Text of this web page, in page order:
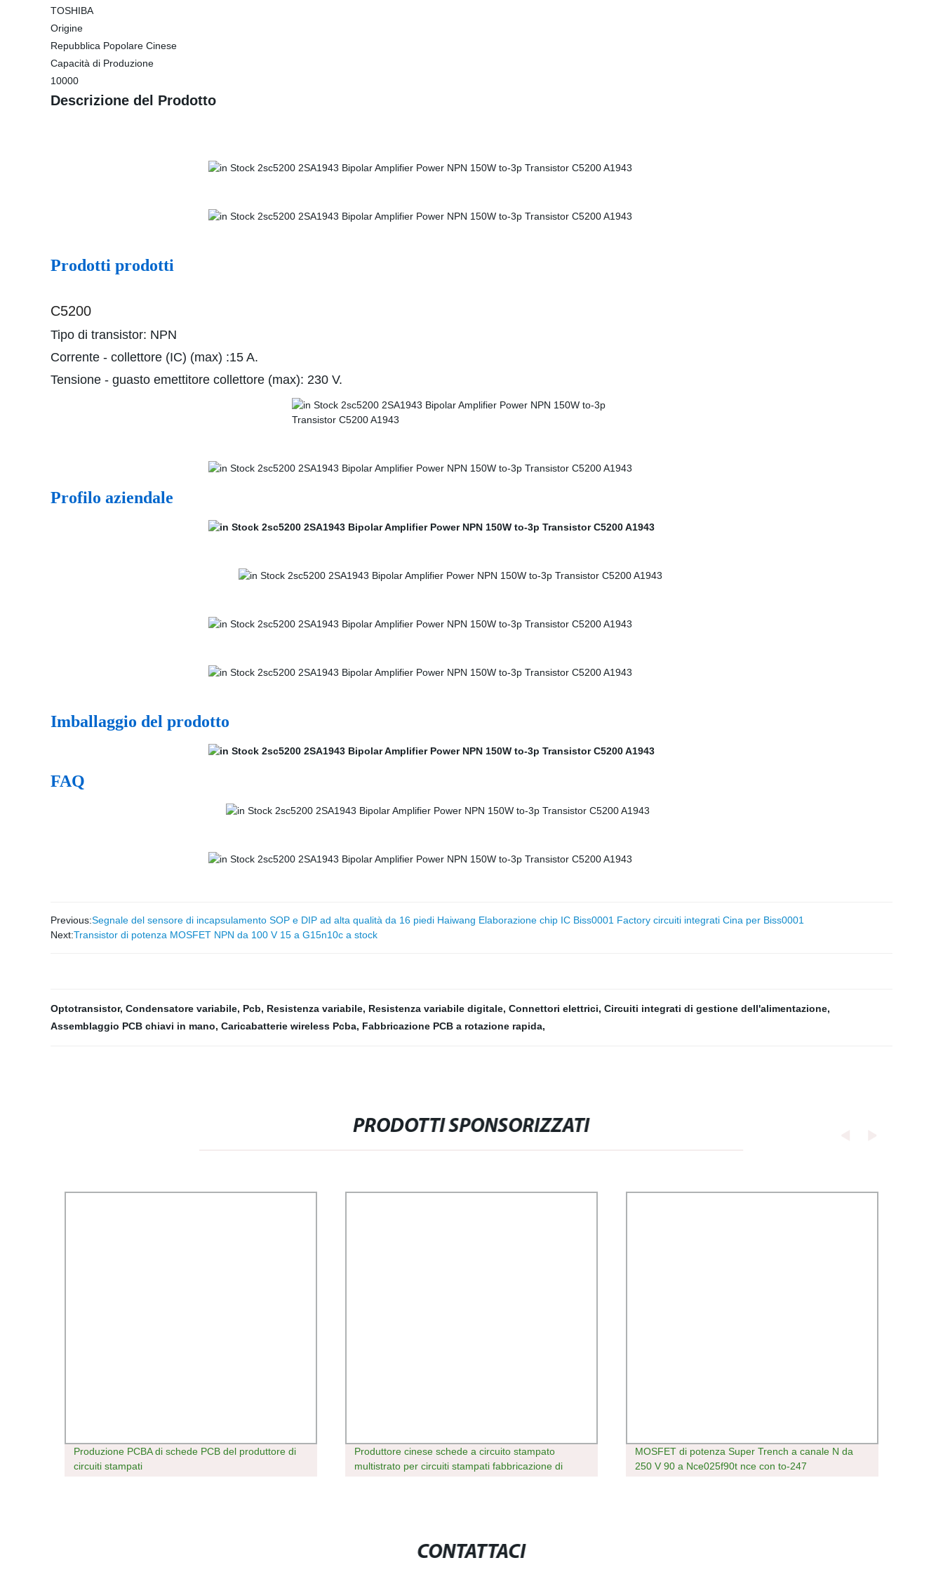
TOSHIBA
Origine
Repubblica Popolare Cinese
Capacità di Produzione
10000
Descrizione del Prodotto
Prodotti prodotti
C5200
Tipo di transistor: NPN
Corrente - collettore (IC) (max) :15 A.
Tensione - guasto emettitore collettore (max): 230 V.
Profilo aziendale
Imballaggio del prodotto
FAQ
Previous:Segnale del sensore di incapsulamento SOP e DIP ad alta qualità da 16 piedi Haiwang Elaborazione chip IC Biss0001 Factory circuiti integrati Cina per Biss0001
Next:Transistor di potenza MOSFET NPN da 100 V 15 a G15n10c a stock
Optotransistor, Condensatore variabile, Pcb, Resistenza variabile, Resistenza variabile digitale, Connettori elettrici, Circuiti integrati di gestione dell'alimentazione,
Assemblaggio PCB chiavi in ​​mano, Caricabatterie wireless Pcba, Fabbricazione PCB a rotazione rapida,
PRODOTTI SPONSORIZZATI
Produzione PCBA di schede PCB del produttore di
circuiti stampati
Produttore cinese schede a circuito stampato
multistrato per circuiti stampati fabbricazione di
MOSFET di potenza Super Trench a canale N da
250 V 90 a Nce025f90t nce con to-247
CONTATTACI